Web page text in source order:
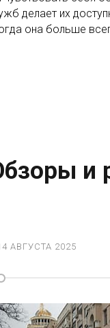
делает их
она больше
и
АВГУСТА 2025